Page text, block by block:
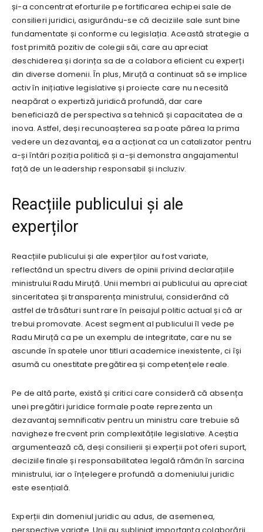
și-a concentrat eforturile pe fortificarea echipei sale de
consilieri juridici, asigurându-se că deciziile sale sunt bine
fundamentate și conforme cu legislația. Această strategie a
fost primită pozitiv de colegii săi, care au apreciat
deschiderea și dorința sa de a colabora eficient cu experți
din diverse domenii. În plus, Miruță a continuat să se implice
activ în inițiative legislative și proiecte care nu necesită
neapărat o expertiză juridică profundă, dar care
beneficiază de perspectiva sa tehnică și capacitatea de a
inova. Astfel, deși recunoașterea sa poate părea la prima
vedere un dezavantaj, ea a acționat ca un catalizator pentru
a-și întări poziția politică și a-și demonstra angajamentul
față de un leadership responsabil și incluziv.
Reacțiile publicului și ale
experților
Reacțiile publicului și ale experților au fost variate,
reflectând un spectru divers de opinii privind declarațiile
ministrului Radu Miruță. Unii membri ai publicului au apreciat
sinceritatea și transparența ministrului, considerând că
astfel de trăsături sunt rare în peisajul politic actual și că ar
trebui promovate. Acest segment al publicului îl vede pe
Radu Miruță ca pe un exemplu de integritate, care nu se
ascunde în spatele unor titluri academice inexistente, ci își
asumă cu onestitate pregătirea și competențele reale.
Pe de altă parte, există și critici care consideră că absența
unei pregătiri juridice formale poate reprezenta un
dezavantaj semnificativ pentru un ministru care trebuie să
navigheze frecvent prin complexitățile legislative. Aceștia
argumentează că, deși consilierii și experții pot oferi suport,
deciziile finale și responsabilitatea legală rămân în sarcina
ministrului, iar o înțelegere profundă a domeniului juridic
este esențială.
Experții din domeniul juridic au adus, de asemenea,
perspective variate. Unii au subliniat importanța colaborării